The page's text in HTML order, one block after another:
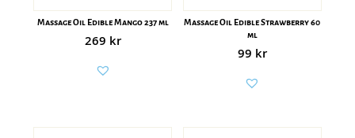
Massage Oil Edible Mango 237 ml
269 kr
Massage Oil Edible Strawberry 60
ml
99 kr